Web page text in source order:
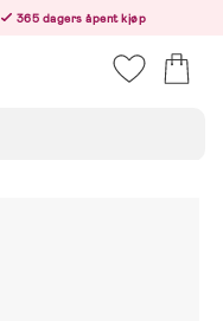
365 dagers åpent kjøp